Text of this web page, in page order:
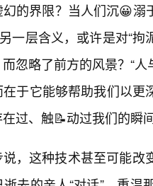
的界限？当人们沉😀
一层含义，或许是对“
忽略了前方的风景？“
于它能够帮助我们以
过、触📝动过我们的瞬
，这种技术甚至可能改